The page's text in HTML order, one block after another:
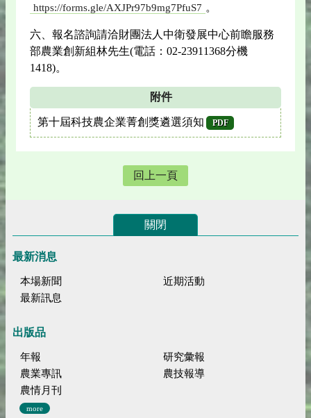
https://forms.gle/AXJPr97b9mg7PfuS7 。
六、報名諮詢請洽財團法人中衛發展中心前瞻服務
部農業創新組林先生(電話：02-23911368分機
1418)。
附件
第十屆科技農企業菁創獎遴選須知 PDF
回上一頁
關閉
最新消息
本場新聞
近期活動
最新訊息
出版品
年報
研究彙報
農業專訊
農技報導
農情月刊
more